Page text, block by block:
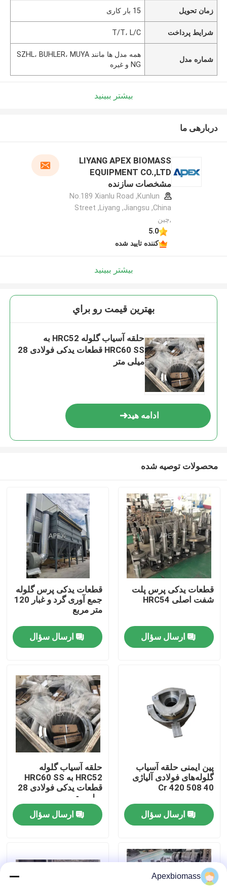
خانه
محصولات
دربارهی ما
کارخانه تور
تماس با ما
اخبار
همه موارد
درخواست نقل قول
زمان تحویل 15 بار کاری
شرایط پرداخت T/T، L/C
شماره مدل
همه مدل ها مانند SZHL، BUHLER، MUYA
NG و غیره
بیشتر ببینید
دربارهی ما
LIYANG APEX BIOMASS
EQUIPMENT CO.,LTD
مشخصات سازنده
No.189 Xianlu Road ,Kunlun
Street ,Liyang ,Jiangsu ,China
,چین
5.0
کننده تایید شده
بیشتر ببینید
بهترين قيمت رو براي
حلقه آسیاب گلوله HRC52 به
HRC60 SS قطعات یدکی فولادی 28
میلی متر
ادامه هید
محصولات توصیه شده
قطعات یدکی پرس پلت
شفت اصلی HRC54
ارسال سؤال
قطعات یدکی پرس گلوله
جمع آوری گرد و غبار 120
متر مربع
ارسال سؤال
پین ایمنی حلقه آسیاب
گلوله‌های فولادی آلیاژی
40 Cr 420 508
ارسال سؤال
حلقه آسیاب گلوله
HRC52 به HRC60 SS
قطعات یدکی فولادی 28
میلی متر
ارسال سؤال
Apexbiomass